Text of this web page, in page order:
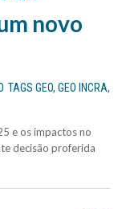
novo
TAGS GEO, GEO INCRA,
e os impactos no
decisão proferida